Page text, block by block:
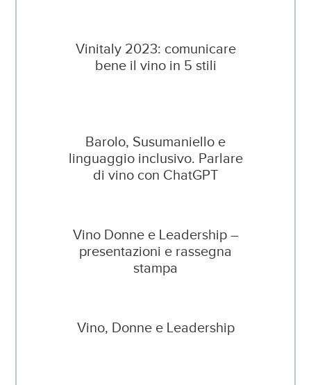
Vinitaly 2023: comunicare
bene il vino in 5 stili
Barolo, Susumaniello e
linguaggio inclusivo. Parlare
di vino con ChatGPT
Vino Donne e Leadership –
presentazioni e rassegna
stampa
Vino, Donne e Leadership